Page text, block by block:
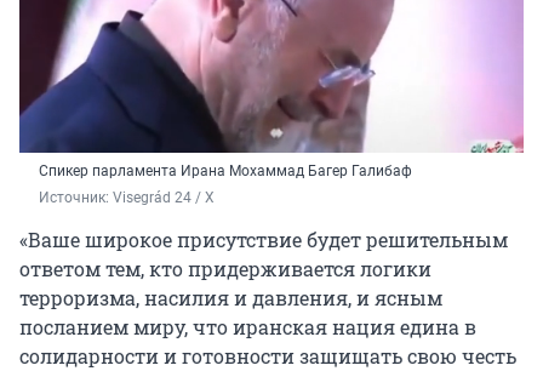
Спикер парламента Ирана Мохаммад Багер Галибаф
Источник: Visegrád 24 / X
«Ваше широкое присутствие будет решительным
ответом тем, кто придерживается логики
терроризма, насилия и давления, и ясным
посланием миру, что иранская нация едина в
солидарности и готовности защищать свою честь